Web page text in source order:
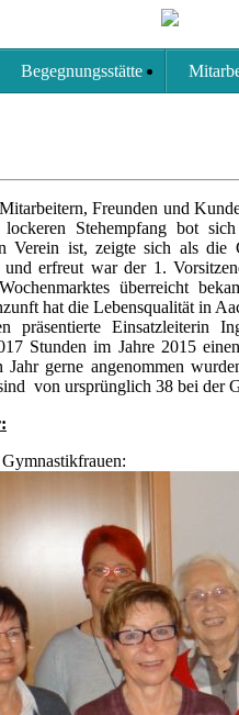
Begegnungsstätte
Freunden und
Stehempfang bot
Verein ist, zeigte sich als die
und erfreut war der 1.
überreicht
hat die Lebensqualität in
präsentierte Einsatzleiterin
Stunden im Jahre 2015
Jahr gerne angenommen
von ursprünglich 38 bei der